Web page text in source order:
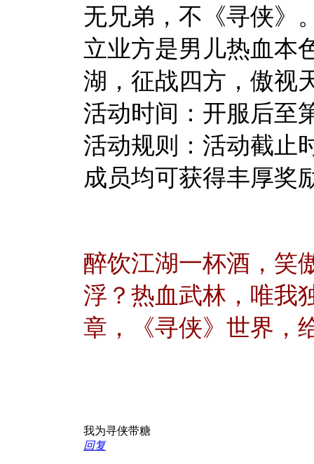
无兄弟，不《寻侠》
立业方是男儿热血本
湖，征战四方，傲视
活动时间：开服后至
活动规则：活动截止
成员均可获得丰厚奖
醉饮江湖一杯酒，笑
浮？热血武林，唯我
章，《寻侠》世界，
我为寻侠带糖
回复